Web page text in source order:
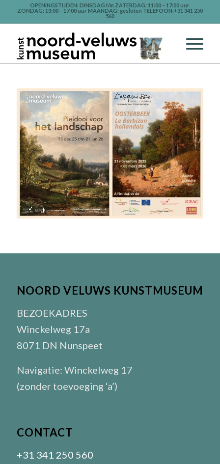
OPENINGSTIJDEN: DINSDAG t/m ZATERDAG: 11:00 – 17:00 uur
ZONDAG: 13:00 – 17:00 uur MAANDAG: gesloten TELEFOON:+31 341 250
560
NOORD VELUWS KUNSTMUSEUM
BEZOEKADRES
Winckelweg 17a
8071 DN Nunspeet
Navigatie: Winckelweg 17
(zonder toevoeging ‘a’)
CONTACT
+31 341 250 560